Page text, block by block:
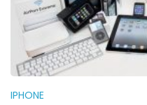
IPHONE